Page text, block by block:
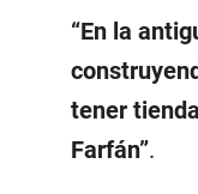
“En la
tener
Farfán”.